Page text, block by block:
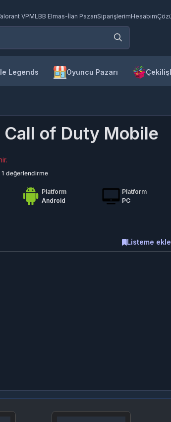
VPMLBB Elmas-İlan PazarıSiparişlerimHesabım
Legends Oyuncu Pazarı
Call of Duty Mobile
1 değerlendirme
Platform
Android
Platform
PC
Listeme ekle